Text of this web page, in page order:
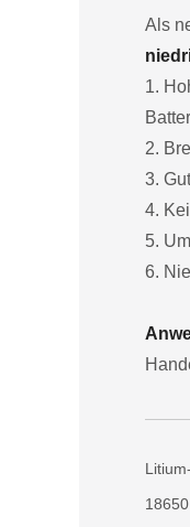
Als
1.
2.
3.
4.
5.
6.